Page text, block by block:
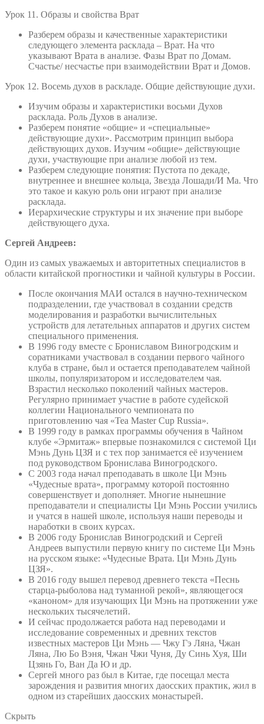
Урок 11. Образы и свойства Врат
Разберем образы и качественные характеристики
следующего элемента расклада – Врат. На что
указывают Врата в анализе. Фазы Врат по Домам.
Счастье/ несчастье при взаимодействии Врат и Домов.
Урок 12. Восемь духов в раскладе. Общие действующие духи.
Изучим образы и характеристики восьми Духов
расклада. Роль Духов в анализе.
Разберем понятие «общие» и «специальные»
действующие духи». Рассмотрим принцип выбора
действующих духов. Изучим «общие» действующие
духи, участвующие при анализе любой из тем.
Разберем следующие понятия: Пустота по декаде,
внутреннее и внешнее кольца, Звезда Лошади/И Ма. Что
это такое и какую роль они играют при анализе
расклада.
Иерархические структуры и их значение при выборе
действующего духа.
Сергей Андреев:
Один из самых уважаемых и авторитетных специалистов в
области китайской прогностики и чайной культуры в России.
После окончания МАИ остался в научно-техническом
подразделении, где участвовал в создании средств
моделирования и разработки вычислительных
устройств для летательных аппаратов и других систем
специального применения.
В 1996 году вместе с Брониславом Виногродским и
соратниками участвовал в создании первого чайного
клуба в стране, был и остается преподавателем чайной
школы, популяризатором и исследователем чая.
Взрастил несколько поколений чайных мастеров.
Регулярно принимает участие в работе судейской
коллегии Национального чемпионата по
приготовлению чая «Tea Master Cup Russia».
В 1999 году в рамках программы обучения в Чайном
клубе «Эрмитаж» впервые познакомился с системой Ци
Мэнь Дунь ЦЗЯ и с тех пор занимается её изучением
под руководством Бронислава Виногродского.
С 2003 года начал преподавать в школе Ци Мэнь
«Чудесные врата», программу которой постоянно
совершенствует и дополняет. Многие нынешние
преподаватели и специалисты Ци Мэнь России учились
и учатся в нашей школе, используя наши переводы и
наработки в своих курсах.
В 2006 году Бронислав Виногродский и Сергей
Андреев выпустили первую книгу по системе Ци Мэнь
на русском языке: «Чудесные Врата. Ци Мэнь Дунь
ЦЗЯ».
В 2016 году вышел перевод древнего текста «Песнь
старца-рыболова над туманной рекой», являющегося
«каноном» для изучающих Ци Мэнь на протяжении уже
нескольких тысячелетий.
И сейчас продолжается работа над переводами и
исследование современных и древних текстов
известных мастеров Ци Мэнь — Чжу Гэ Ляна, Чжан
Ляна, Лю Бо Вэня, Чжан Чжи Чуня, Ду Синь Хуя, Ши
Цзянь Го, Ван Да Ю и др.
Сергей много раз был в Китае, где посещал места
зарождения и развития многих даосских практик, жил в
одном из старейших даосских монастырей.
Скрыть